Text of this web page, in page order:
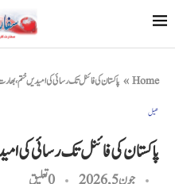
Home
» پاکستان کی فائنل تک رسائی کی امیدیں ختم، بھارت 3-5 سے
کھیل
پاکستان کی فائنل تک رسائی کی امیدیں